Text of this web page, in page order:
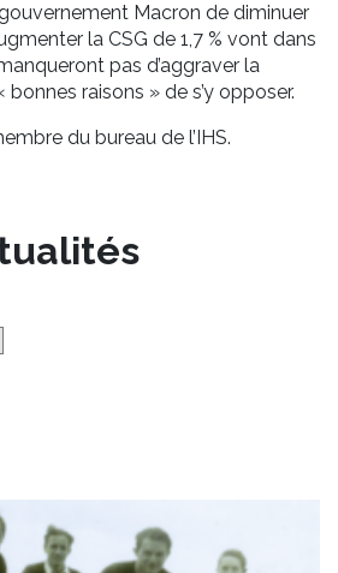
Macron de diminuer
la CSG de 1,7 % vont dans
pas d’aggraver la
raisons » de s’y opposer.
du bureau de l’IHS.